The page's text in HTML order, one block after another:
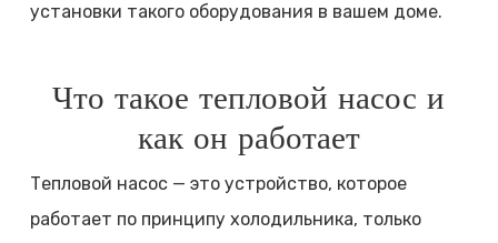
установки такого оборудования в вашем доме.
Что такое тепловой насос и
как он работает
Тепловой насос — это устройство, которое
работает по принципу холодильника, только